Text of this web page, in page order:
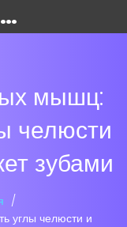
Цветочная Красота 24
мышц:
челюсти
зубами
углы челюсти и